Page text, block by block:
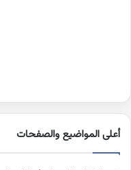
أعلى المواضيع والصفحات